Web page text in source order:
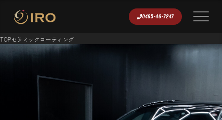
0465-46-7247
TOPセラミックコーティング